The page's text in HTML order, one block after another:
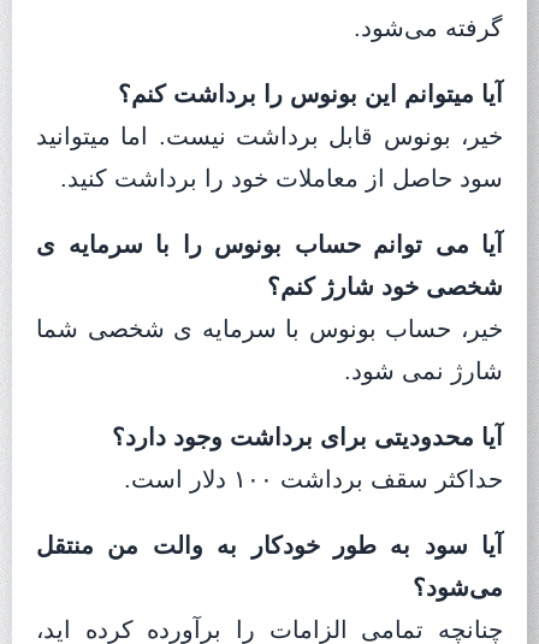
گرفته می‌شود.
آیا میتوانم این بونوس را برداشت کنم؟
خیر، بونوس قابل برداشت نیست. اما میتوانید
سود حاصل از معاملات خود را برداشت کنید.
آیا می‌ توانم حساب بونوس را با سرمایه‌ ی
شخصی خود شارژ کنم؟
خیر، حساب بونوس با سرمایه‌ ی شخصی شما
شارژ نمی‌ شود.
آیا محدودیتی برای برداشت وجود دارد؟
حداکثر سقف برداشت ۱۰۰ دلار است.
آیا سود به طور خودکار به والت من منتقل
می‌شود؟
چنانچه تمامی الزامات را برآورده کرده‌ اید،